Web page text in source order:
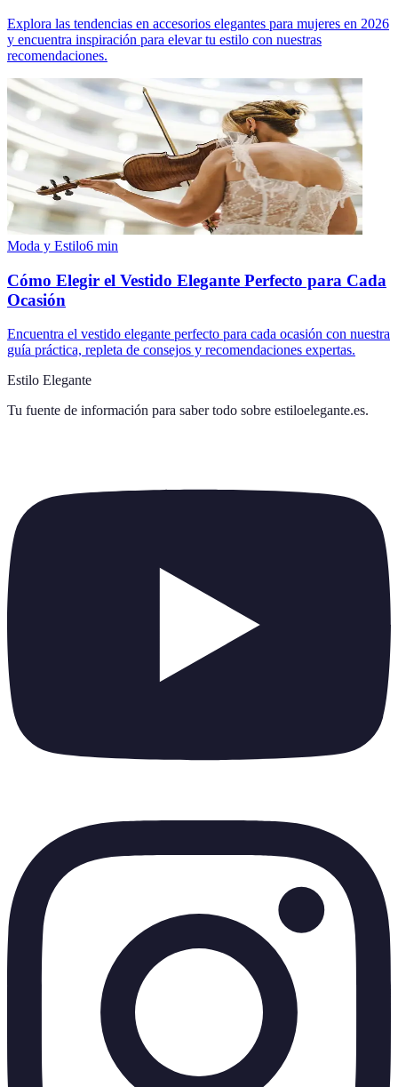
Explora las tendencias en accesorios elegantes para mujeres en 2026
y encuentra inspiración para elevar tu estilo con nuestras
recomendaciones.
Moda y Estilo6 min
Cómo Elegir el Vestido Elegante Perfecto para Cada
Ocasión
Encuentra el vestido elegante perfecto para cada ocasión con nuestra
guía práctica, repleta de consejos y recomendaciones expertas.
Estilo Elegante
Tu fuente de información para saber todo sobre estiloelegante.es.